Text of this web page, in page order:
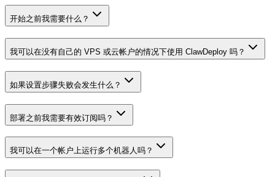
开始之前我需要什么？
我可以在没有自己的 VPS 或云帐户的情况下使用 ClawDeploy 吗？
如果设置步骤失败会发生什么？
部署之前我需要有效订阅吗？
我可以在一个帐户上运行多个机器人吗？